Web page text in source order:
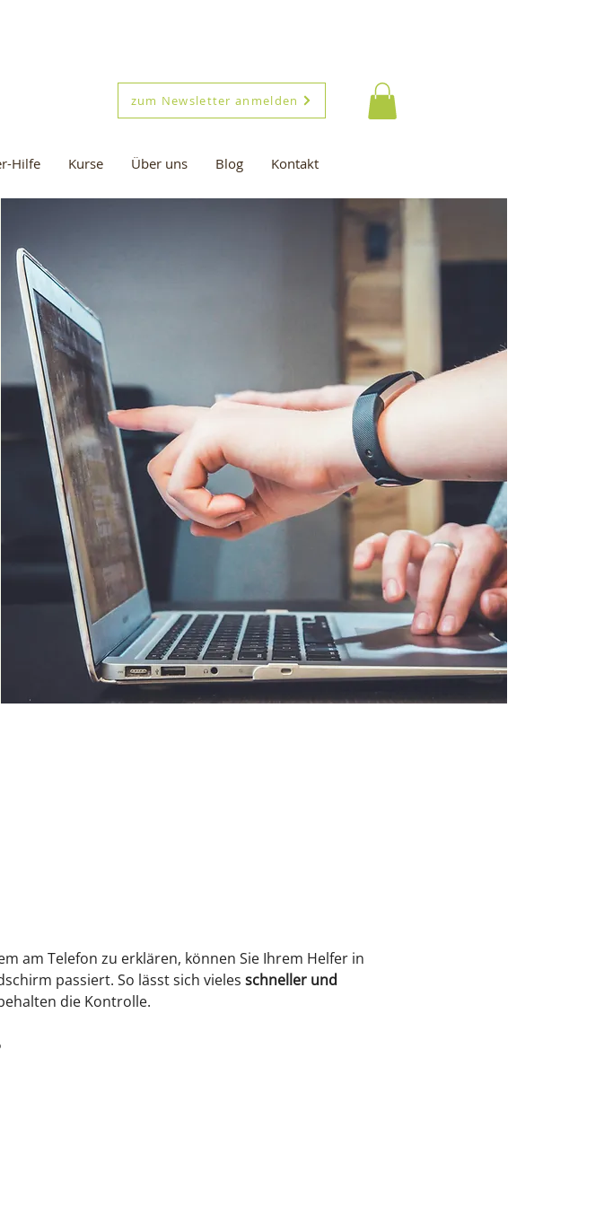
zum Newsletter anmelden
Hilfe Kurse Über uns Blog Kontakt
am Telefon zu erklären, können Sie Ihrem Helfer in
passiert. So lässt sich vieles schneller und
die Kontrolle.